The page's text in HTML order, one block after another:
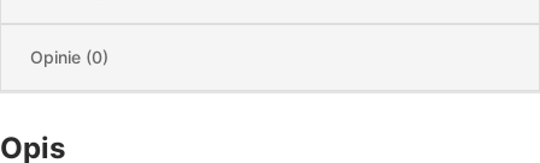
Opinie (0)
Opis